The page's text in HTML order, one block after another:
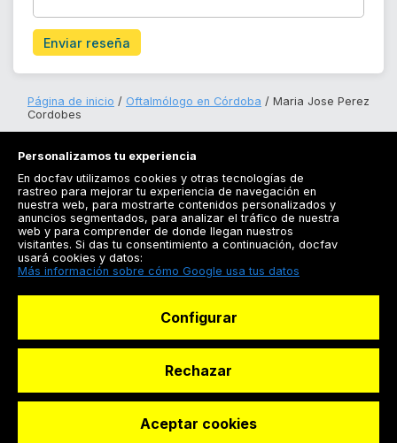
Enviar reseña
Página de inicio Oftalmólogo en Córdoba
Maria Jose Perez
Cordobes
Registrarse
Docfav
© Dashboard Technologies S.L
Personalizamos tu experiencia
En docfav utilizamos cookies y otras tecnologías de
rastreo para mejorar tu experiencia de navegación en
nuestra web, para mostrarte contenidos personalizados y
anuncios segmentados, para analizar el tráfico de nuestra
web y para comprender de donde llegan nuestros
visitantes. Si das tu consentimiento a continuación, docfav
usará cookies y datos:
Más información sobre cómo Google usa tus datos
Configurar
Rechazar
Aceptar cookies